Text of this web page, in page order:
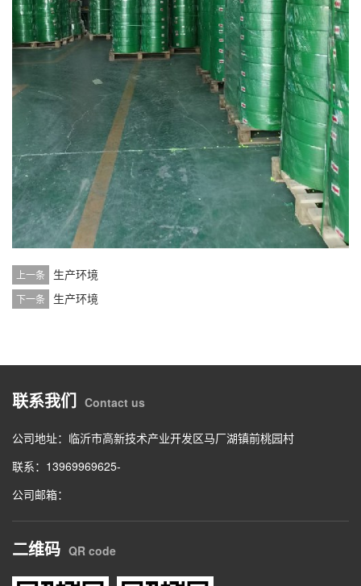
上一条 生产环境
下一条 生产环境
联系我们 Contact us
公司地址：临沂市高新技术产业开发区马厂湖镇前桃园村
联系：13969969625-
公司邮箱：
二维码 QR code